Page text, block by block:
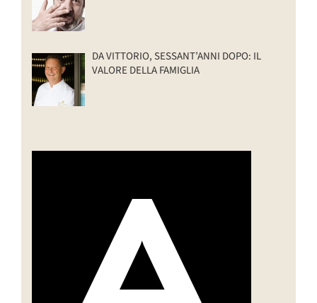
DA VITTORIO, SESSANT’ANNI DOPO: IL
VALORE DELLA FAMIGLIA